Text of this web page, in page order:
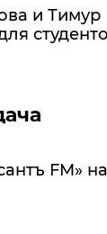
и Тимур
FM» на